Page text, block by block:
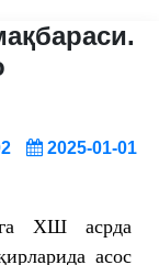
2025-01-01
XШ асрда
асос